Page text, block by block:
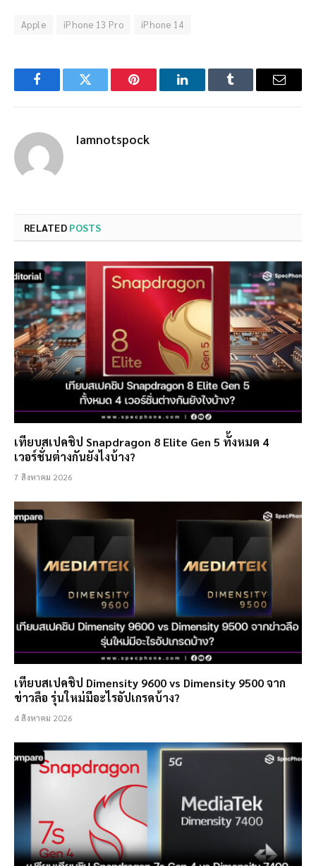
Apple iPhone 13 Pro iPhone 14
FacebookTwitter Pinterest LinkedInTumblr Email
Iamnotspock
RELATED POSTS
เทียบสเปคชิป Snapdragon 8 Elite Gen 5 ทั้งหมด 4
เวอร์ชั่นต่างกันยังไงบ้าง?
7 สิงหาคม 2026
เทียบสเปคชิป Dimensity 9600 vs Dimensity 9500 จาก
ข่าวลือ รุ่นใหม่มีอะไรอัปเกรดบ้าง?
4 สิงหาคม 2026